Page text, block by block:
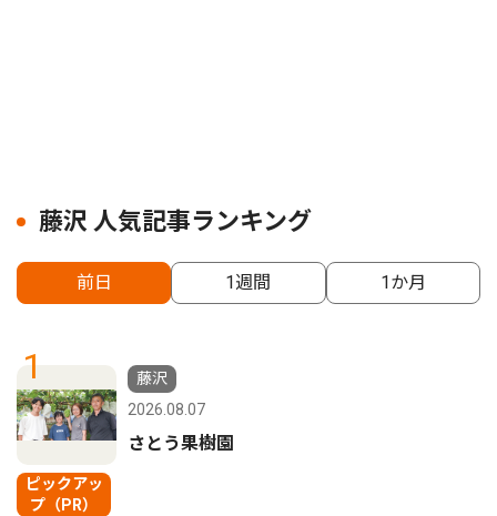
藤沢 人気記事ランキング
前日 1週間 1か月
1
ピックアッ
プ（PR）
藤沢
2026.08.07
さとう果樹園